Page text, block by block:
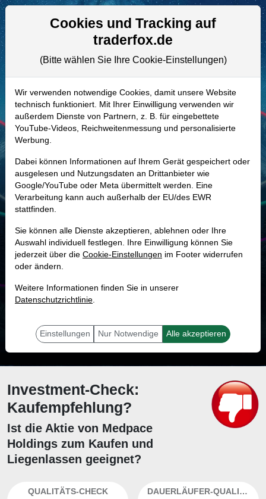
Aktien- und Artikelsuche
A2APTV | MEDP–Medpace
Holdings Aktie
Realtime-Aktienkurs:
- - -
-
Marktkapitalisierung 16,41 Mrd. USD
Unternehmenswert
Umsatz 2,53 Mrd. USD
49.5 %
mit dieser Aktie erfolgreich sein.
Investment-Check:
Kaufempfehlung?
Ist die Aktie von Medpace
Holdings zum Kaufen und
Liegenlassen geeignet?
QUALITÄTS-CHECK DAUERLÄUFER-QUALITÄTEN
Cookies und Tracking auf
traderfox.de
(Bitte wählen Sie Ihre Cookie-Einstellungen)
Wir verwenden notwendige Cookies, damit unsere Website
technisch funktioniert. Mit Ihrer Einwilligung verwenden wir
außerdem Dienste von Partnern, z. B. für eingebettete
YouTube-Videos, Reichweitenmessung und personalisierte
Werbung.
Dabei können Informationen auf Ihrem Gerät gespeichert oder
ausgelesen und Nutzungsdaten an Drittanbieter wie
Google/YouTube oder Meta übermittelt werden. Eine
Verarbeitung kann auch außerhalb der EU/des EWR
stattfinden.
Sie können alle Dienste akzeptieren, ablehnen oder Ihre
Auswahl individuell festlegen. Ihre Einwilligung können Sie
jederzeit über die Cookie-Einstellungen im Footer widerrufen
oder ändern.
Weitere Informationen finden Sie in unserer
Datenschutzrichtlinie.
Einstellungen Nur Notwendige Alle akzeptieren